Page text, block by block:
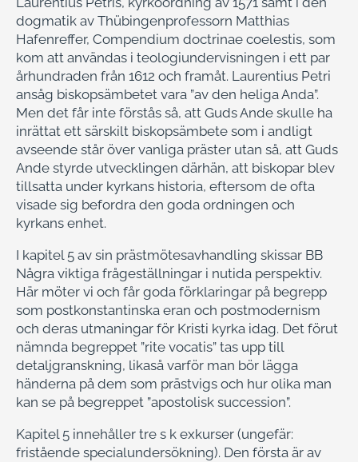
dogmatik av Thübingenprofessorn Matthias
Hafenreffer, Compendium doctrinae coelestis, som
kom att användas i teologiundervisningen i ett par
århundraden från 1612 och framåt. Laurentius Petri
ansåg biskopsämbetet vara ”av den heliga Anda”.
Men det får inte förstås så, att Guds Ande skulle ha
inrättat ett särskilt biskopsämbete som i andligt
avseende står över vanliga präster utan så, att Guds
Ande styrde utvecklingen därhän, att biskopar blev
tillsatta under kyrkans historia, eftersom de ofta
visade sig befordra den goda ordningen och
kyrkans enhet.
I kapitel 5 av sin prästmötesavhandling skissar BB
Några viktiga frågeställningar i nutida perspektiv.
Här möter vi och får goda förklaringar på begrepp
som postkonstantinska eran och postmodernism
och deras utmaningar för Kristi kyrka idag. Det förut
nämnda begreppet ”rite vocatis” tas upp till
detaljgranskning, likaså varför man bör lägga
händerna på dem som prästvigs och hur olika man
kan se på begreppet ”apostolisk succession”.
Kapitel 5 innehåller tre s k exkurser (ungefär:
fristående specialundersökning). Den första är av